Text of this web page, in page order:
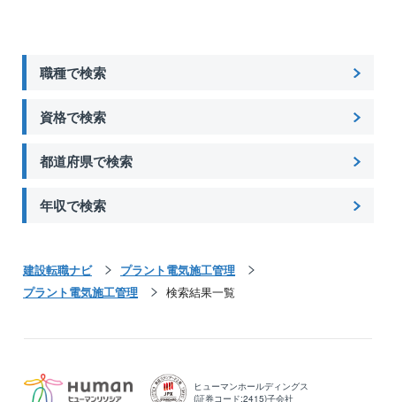
せんが、同社の特徴は穏やかでチームの和を意識して
働く社員が多いこと。「わからないことがあっても聞
OJTで先輩社員と一緒に業務に携わっていただきま
の意見を発しやすいフラットな組織です。
◇高い定着率
しやすい組織です。辞めてしまった方も新しいことに
挑戦したいなど、前向きな理由の方が多いです。
理施設などの企画、設計、建設からメンテナンスそし
職種で検索
資格で検索
都道府県で検索
年収で検索
建設転職ナビ
プラント電気施工管理
プラント電気施工管理
検索結果一覧
ヒューマンホールディングス
(証券コード:2415)子会社